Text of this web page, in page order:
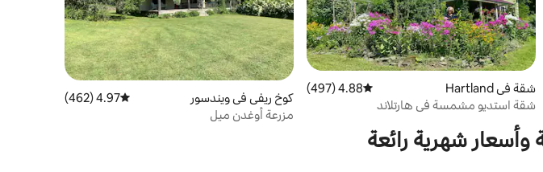
شقة في Hartland متوسط التقييم 4.88 من 5، 497 مراجعات
4.88 (497)
شقة استديو مشمسة في هارتلاند
كوخ ريفي في ويندسور متوسط التقييم 4.97 من 5، 462 مراجعات
4.97 (462)
مزرعة أوغدن ميل
وأسعار شهرية رائعة